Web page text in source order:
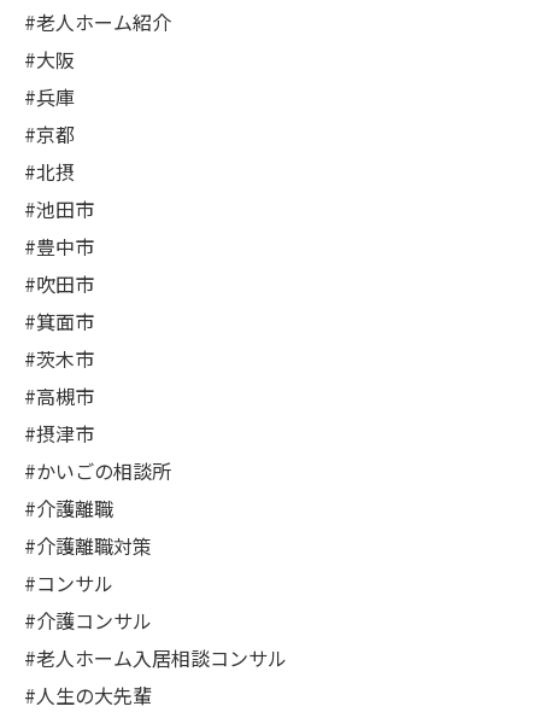
#老人ホーム紹介
#大阪
#兵庫
#京都
#北摂
#池田市
#豊中市
#吹田市
#箕面市
#茨木市
#高槻市
#摂津市
#かいごの相談所
#介護離職
#介護離職対策
#コンサル
#介護コンサル
#老人ホーム入居相談コンサル
#人生の大先輩